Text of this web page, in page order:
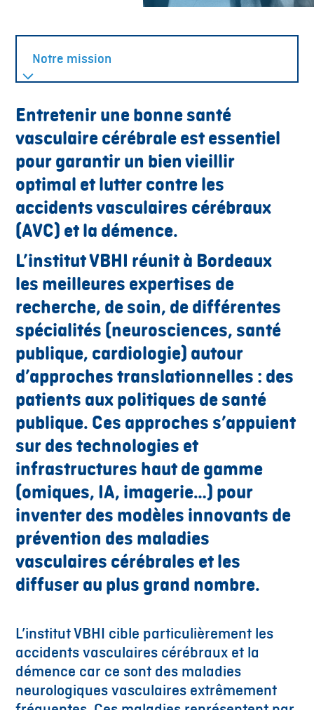
Entretenir une bonne santé
vasculaire cérébrale est essentiel
pour garantir un bien vieillir
optimal et lutter contre les
accidents vasculaires cérébraux
(AVC) et la démence.
L’institut VBHI réunit à Bordeaux
les meilleures expertises de
recherche, de soin, de différentes
spécialités (neurosciences, santé
publique, cardiologie) autour
d’approches translationnelles : des
patients aux politiques de santé
publique. Ces approches s’appuient
sur des technologies et
infrastructures haut de gamme
(omiques, IA, imagerie…) pour
inventer des modèles innovants de
prévention des maladies
vasculaires cérébrales et les
diffuser au plus grand nombre.
L’institut VBHI cible particulièrement les
accidents vasculaires cérébraux et la
démence car ce sont des maladies
neurologiques vasculaires extrêmement